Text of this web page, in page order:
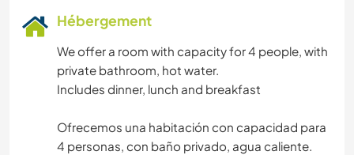
Hébergement
We offer a room with capacity for 4 people, with
private bathroom, hot water.
Includes dinner, lunch and breakfast
Ofrecemos una habitación con capacidad para
4 personas, con baño privado, agua caliente.